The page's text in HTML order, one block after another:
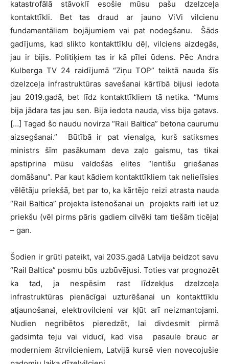
katastrofālā stāvoklī esošie mūsu pašu dzelzceļa
kontakttīkli. Bet tas draud ar jauno ViVi vilcienu
fundamentāliem bojājumiem vai pat nodegšanu. Šāds
gadījums, kad slikto kontakttīklu dēļ, vilciens aizdegās,
jau ir bijis. Politiķiem tas ir kā pīlei ūdens. Pēc Andra
Kulberga TV 24 raidījumā “Ziņu TOP” teiktā nauda šīs
dzelzceļa infrastruktūras savešanai kārtībā bijusi iedota
jau 2019.gadā, bet līdz kontakttīkliem tā netika. “Mums
bija jādara tas jau sen. Bija iedota nauda, viss bija gatavs.
[…] Tagad šo naudu novirza “Rail Baltica” betona caurumu
aizsegšanai.” Būtībā ir pat vienalga, kurš satiksmes
ministrs šīm pasākumam deva zaļo gaismu, tas tikai
apstiprina mūsu valdošās elites “lentīšu griešanas
domāšanu”. Par kaut kādiem kontakttīkliem tak nelielīsies
vēlētāju priekšā, bet par to, ka kārtējo reizi atrasta nauda
“Rail Baltica” projekta īstenošanai un projekts raiti iet uz
priekšu (vēl pirms pāris gadiem cilvēki tam tiešām ticēja)
– gan.
Šodien ir grūti pateikt, vai 2035.gadā Latvija beidzot savu
“Rail Baltica” posmu būs uzbūvējusi. Toties var prognozēt
ka tad, ja nespēsim rast līdzekļus dzelzceļa
infrastruktūras pienācīgai uzturēšanai un kontakttīklu
atjaunošanai, elektrovilcieni var kļūt arī neizmantojami.
Nudien negribētos pieredzēt, lai divdesmit pirmā
gadsimta teju vai viducī, kad visa pasaule brauc ar
moderniem ātrvilcieniem, Latvijā kursē vien novecojušie